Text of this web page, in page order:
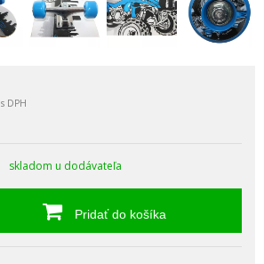
s DPH
skladom u dodávateľa
Pridať do košíka